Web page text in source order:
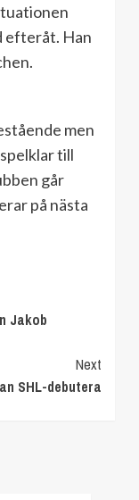
efteråt. Han
men
till
går
på nästa
Jakob
Next
SHL-debutera